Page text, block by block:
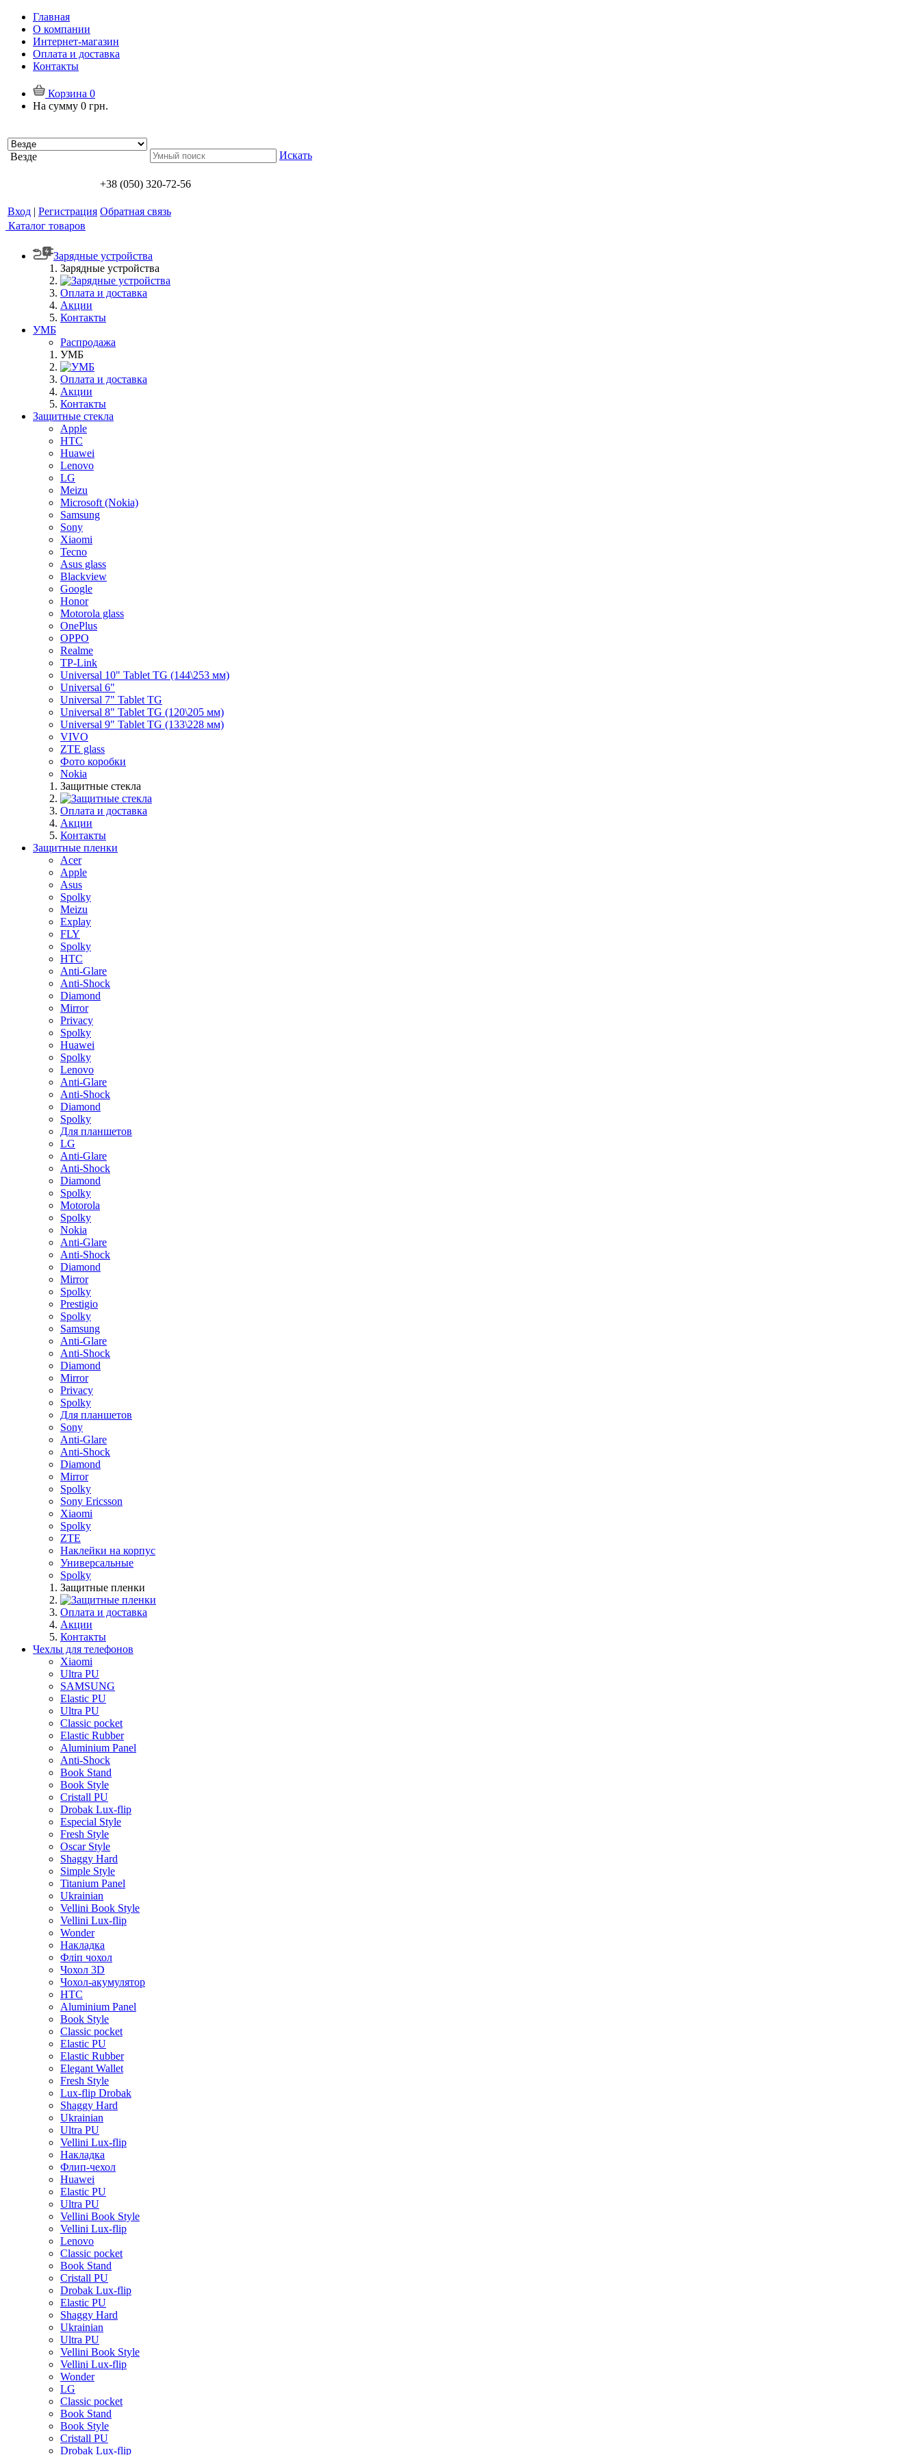
Главная
О компании
Интернет-магазин
Оплата и доставка
Контакты
Корзина 0
На сумму 0 грн.
Везде Искать
+38 (050) 320-72-56
Вход | Регистрация Обратная связь
Каталог товаров
Зарядные устройства
Зарядные устройства
Оплата и доставка
Акции
Контакты
УМБ
Распродажа
УМБ
Оплата и доставка
Акции
Контакты
Защитные стекла
Apple
HTC
Huawei
Lenovo
LG
Meizu
Microsoft (Nokia)
Samsung
Sony
Xiaomi
Tecno
Asus glass
Blackview
Google
Honor
Motorola glass
OnePlus
OPPO
Realme
TP-Link
Universal 10" Tablet TG (144\253 мм)
Universal 6"
Universal 7" Tablet TG
Universal 8" Tablet TG (120\205 мм)
Universal 9" Tablet TG (133\228 мм)
VIVO
ZTE glass
Фото коробки
Nokia
Защитные стекла
Оплата и доставка
Акции
Контакты
Защитные пленки
Acer
Apple
Asus
Spolky
Meizu
Explay
FLY
Spolky
HTC
Anti-Glare
Anti-Shock
Diamond
Mirror
Privacy
Spolky
Huawei
Spolky
Lenovo
Anti-Glare
Anti-Shock
Diamond
Spolky
Для планшетов
LG
Anti-Glare
Anti-Shock
Diamond
Spolky
Motorola
Spolky
Nokia
Anti-Glare
Anti-Shock
Diamond
Mirror
Spolky
Prestigio
Spolky
Samsung
Anti-Glare
Anti-Shock
Diamond
Mirror
Privacy
Spolky
Для планшетов
Sony
Anti-Glare
Anti-Shock
Diamond
Mirror
Spolky
Sony Ericsson
Xiaomi
Spolky
ZTE
Наклейки на корпус
Универсальные
Spolky
Защитные пленки
Оплата и доставка
Акции
Контакты
Чехлы для телефонов
Xiaomi
Ultra PU
SAMSUNG
Elastic PU
Ultra PU
Classic pocket
Elastic Rubber
Aluminium Panel
Anti-Shock
Book Stand
Book Style
Cristall PU
Drobak Lux-flip
Especial Style
Fresh Style
Oscar Style
Shaggy Hard
Simple Style
Titanium Panel
Ukrainian
Vellini Book Style
Vellini Lux-flip
Wonder
Накладка
Фліп чохол
Чохол 3D
Чохол-акумулятор
HTC
Aluminium Panel
Book Style
Classic pocket
Elastic PU
Elastic Rubber
Elegant Wallet
Fresh Style
Lux-flip Drobak
Shaggy Hard
Ukrainian
Ultra PU
Vellini Lux-flip
Накладка
Флип-чехол
Huawei
Elastic PU
Ultra PU
Vellini Book Style
Vellini Lux-flip
Lenovo
Classic pocket
Book Stand
Cristall PU
Drobak Lux-flip
Elastic PU
Shaggy Hard
Ukrainian
Ultra PU
Vellini Book Style
Vellini Lux-flip
Wonder
LG
Classic pocket
Book Stand
Book Style
Cristall PU
Drobak Lux-flip